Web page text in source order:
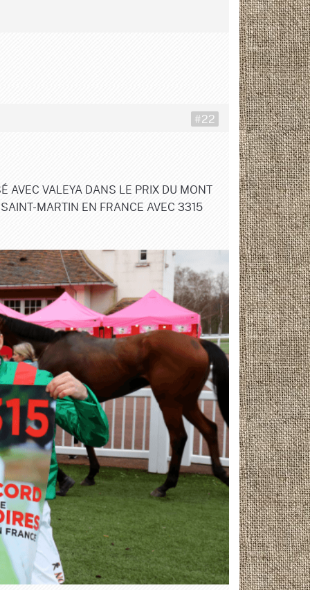
AVEC VALEYA DANS LE PRIX DU MONT
MARTIN EN FRANCE AVEC 3315
#22